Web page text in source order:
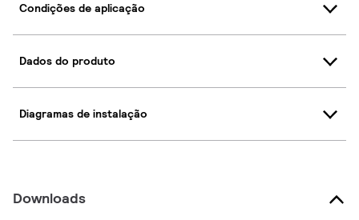
Condições de aplicação
Dados do produto
Diagramas de instalação
Downloads